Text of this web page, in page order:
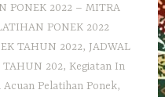
PONEK 2022 – MITRA
PONEK 2022
TAHUN 2022, JADWAL
TAHUN 202, Kegiatan In
Acuan Pelatihan Ponek,